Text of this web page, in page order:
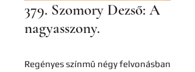
379. Szomory Dezső: A
nagyasszony.
Regényes színmű négy felvonásban